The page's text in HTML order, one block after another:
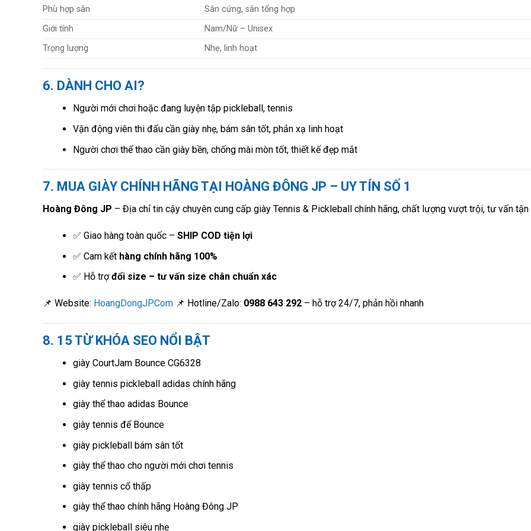
Phù hợp sân
Sân cứng, sân tổng hợp
Giới tính
Nam/Nữ – Unisex
Trọng lượng
Nhẹ, linh hoạt
6. DÀNH CHO AI?
Người mới chơi hoặc đang luyện tập pickleball, tennis
Vận động viên thi đấu cần giày nhẹ, bám sân tốt, phản xạ linh hoạt
Người chơi thể thao cần giày bền, chống mài mòn tốt, thiết kế đẹp mắt
7. MUA GIÀY CHÍNH HÃNG TẠI HOÀNG ĐÔNG JP – UY TÍN SỐ 1
Hoàng Đông JP – Địa chỉ tin cậy chuyên cung cấp giày Tennis & Pickleball chính hãng, chất lượng vượt trội, tư vấn tận
✅ Giao hàng toàn quốc – SHIP COD tiện lợi
✅ Cam kết hàng chính hãng 100%
✅ Hỗ trợđổi size – tư vấn size chân chuẩn xác
📌 Website: HoangDongJP.Com 📌 Hotline/Zalo: 0988 643 292 – hỗ trợ 24/7, phản hồi nhanh
8. 15 TỪ KHÓA SEO NỔI BẬT
giày CourtJam Bounce CG6328
giày tennis pickleball adidas chính hãng
giày thể thao adidas Bounce
giày tennis đế Bounce
giày pickleball bám sân tốt
giày thể thao cho người mới chơi tennis
giày tennis cổ thấp
giày thể thao chính hãng Hoàng Đông JP
giày pickleball siêu nhẹ